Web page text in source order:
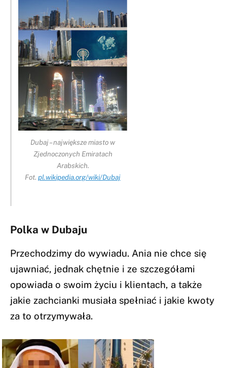
Dubaj – największe miasto w
Zjednoczonych Emiratach
Arabskich.
Fot.pl.wikipedia.org/wiki/Dubaj
Polka w Dubaju
Przechodzimy do wywiadu. Ania nie chce się
ujawniać, jednak chętnie i ze szczegółami
opowiada o swoim życiu i klientach, a także
jakie zachcianki musiała spełniać i jakie kwoty
za to otrzymywała.